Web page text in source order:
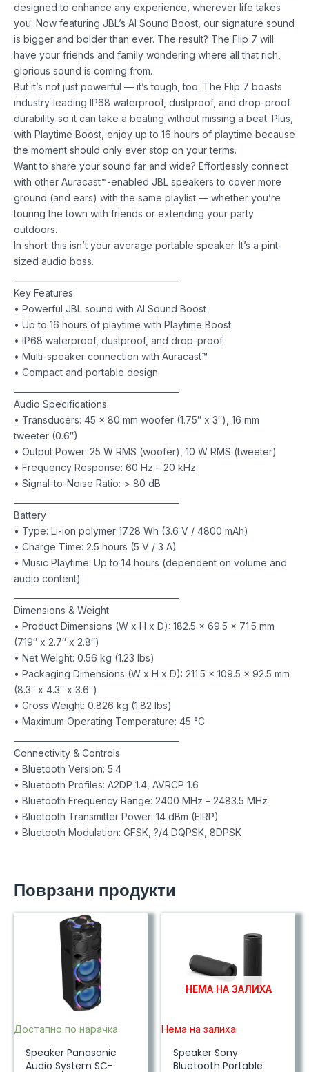
designed to enhance any experience, wherever life takes
you. Now featuring JBL’s AI Sound Boost, our signature sound
is bigger and bolder than ever. The result? The Flip 7 will
have your friends and family wondering where all that rich,
glorious sound is coming from.
But it’s not just powerful — it’s tough, too. The Flip 7 boasts
industry-leading IP68 waterproof, dustproof, and drop-proof
durability so it can take a beating without missing a beat. Plus,
with Playtime Boost, enjoy up to 16 hours of playtime because
the moment should only ever stop on your terms.
Want to share your sound far and wide? Effortlessly connect
with other Auracast™-enabled JBL speakers to cover more
ground (and ears) with the same playlist — whether you’re
touring the town with friends or extending your party
outdoors.
In short: this isn’t your average portable speaker. It’s a pint-
sized audio boss.
Key Features
• Powerful JBL sound with AI Sound Boost
• Up to 16 hours of playtime with Playtime Boost
• IP68 waterproof, dustproof, and drop-proof
• Multi-speaker connection with Auracast™
• Compact and portable design
Audio Specifications
• Transducers: 45 x 80 mm woofer (1.75″ x 3″), 16 mm
tweeter (0.6″)
• Output Power: 25 W RMS (woofer), 10 W RMS (tweeter)
• Frequency Response: 60 Hz – 20 kHz
• Signal-to-Noise Ratio: > 80 dB
Battery
• Type: Li-ion polymer 17.28 Wh (3.6 V / 4800 mAh)
• Charge Time: 2.5 hours (5 V / 3 A)
• Music Playtime: Up to 14 hours (dependent on volume and
audio content)
Dimensions & Weight
• Product Dimensions (W x H x D): 182.5 x 69.5 x 71.5 mm
(7.19″ x 2.7″ x 2.8″)
• Net Weight: 0.56 kg (1.23 lbs)
• Packaging Dimensions (W x H x D): 211.5 x 109.5 x 92.5 mm
(8.3″ x 4.3″ x 3.6″)
• Gross Weight: 0.826 kg (1.82 lbs)
• Maximum Operating Temperature: 45 °C
Connectivity & Controls
• Bluetooth Version: 5.4
• Bluetooth Profiles: A2DP 1.4, AVRCP 1.6
• Bluetooth Frequency Range: 2400 MHz – 2483.5 MHz
• Bluetooth Transmitter Power: 14 dBm (EIRP)
• Bluetooth Modulation: GFSK, ?/4 DQPSK, 8DPSK
Поврзани продукти
Достапно по нарачка
Speaker Panasonic
Audio System SC-
НЕМА НА ЗАЛИХА
Нема на залиха
Speaker Sony
Bluetooth Portable